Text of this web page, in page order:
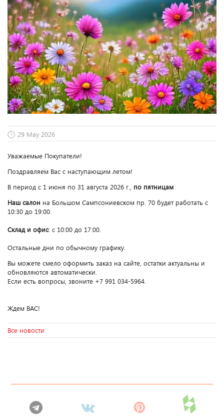
29 May 2026
Уважаемые Покупатели!
Поздравляем Вас с наступающим летом!
В период с 1 июня по 31 августа 2026 г., по пятницам
Наш салон на Большом Сампсониевском пр. 70 будет работать с
10:30 до 19:00.
Склад и офис: c 10:00 до 17:00.
Остальные дни по обычному графику.
Вы можете смело оформить заказ на сайте, остатки актуальны и
обновляются автоматически.
Если есть вопросы, звоните +7 991 034-5964.
Ждем ВАС!
Все новости